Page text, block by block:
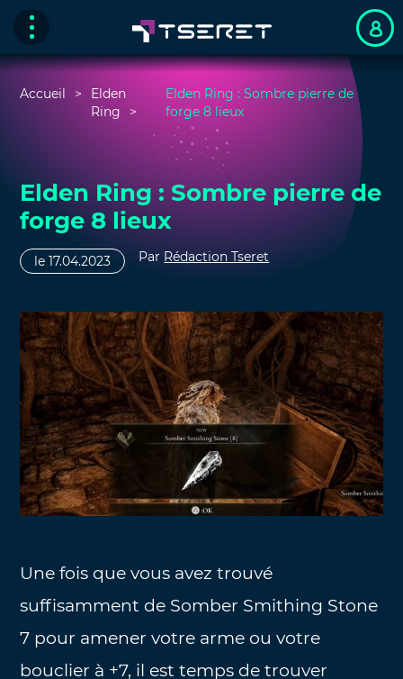
Accueil
Elden
Ring
Elden Ring : Sombre pierre de
forge 8 lieux
Elden Ring : Sombre pierre de
forge 8 lieux
le 17.04.2023 Par Rédaction Tseret
Une fois que vous avez trouvé
suffisamment de Somber Smithing Stone
7 pour amener votre arme ou votre
bouclier à +7, il est temps de trouver